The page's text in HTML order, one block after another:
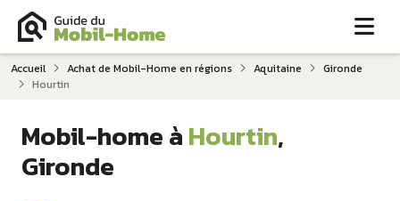
Accueil Achat de Mobil-Home en régions Aquitaine
Gironde
Hourtin
Mobil-home àHourtin,
Gironde